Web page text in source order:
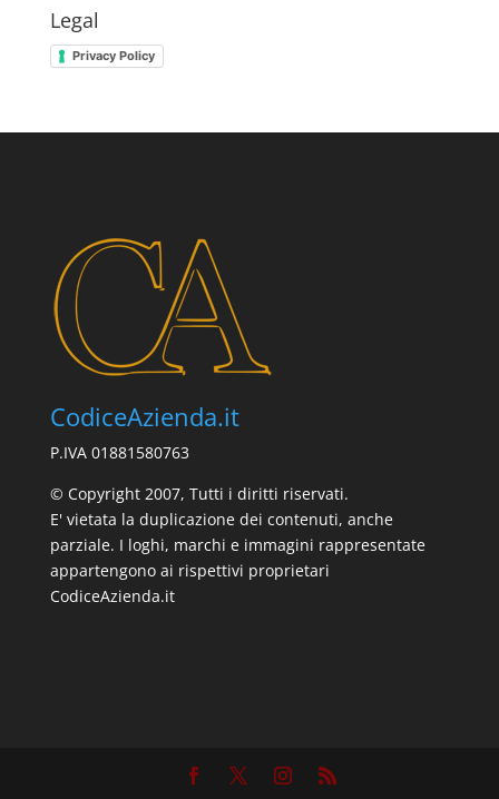
Legal
Privacy Policy
CodiceAzienda.it
P.IVA 01881580763
© Copyright 2007, Tutti i diritti riservati.
E' vietata la duplicazione dei contenuti, anche
parziale. I loghi, marchi e immagini rappresentate
appartengono ai rispettivi proprietari
CodiceAzienda.it